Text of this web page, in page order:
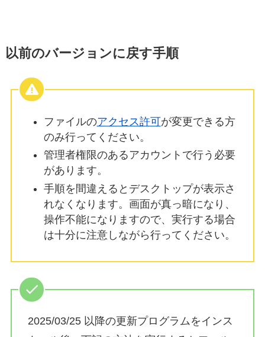
以前のバージョンに戻す手順
ファイルのアクセス許可が変更できる方
のみ行ってください。
管理者権限のあるアカウントで行う必要
があります。
手順を間違えるとデスクトップが表示さ
れなくなります。画面が真っ暗になり、
操作不能になりますので、実行する場合
は十分に注意しながら行ってください。
2025/03/25 以降の更新プログラムをインス